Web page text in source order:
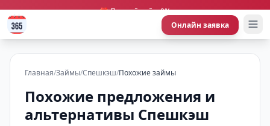
🎁 Первый займ 0%
Онлайн заявка
Главная/Займы/Спешкэш/Похожие займы
Похожие предложения и
альтернативы Спешкэш